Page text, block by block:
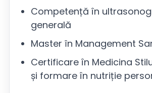
Competență în
generală
Master ȋn Management
Certificare în Medicina
și formare în nutriție